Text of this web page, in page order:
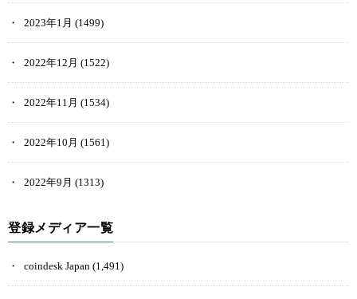
2023年1月 (1499)
2022年12月 (1522)
2022年11月 (1534)
2022年10月 (1561)
2022年9月 (1313)
登録メディア一覧
coindesk Japan (1,491)